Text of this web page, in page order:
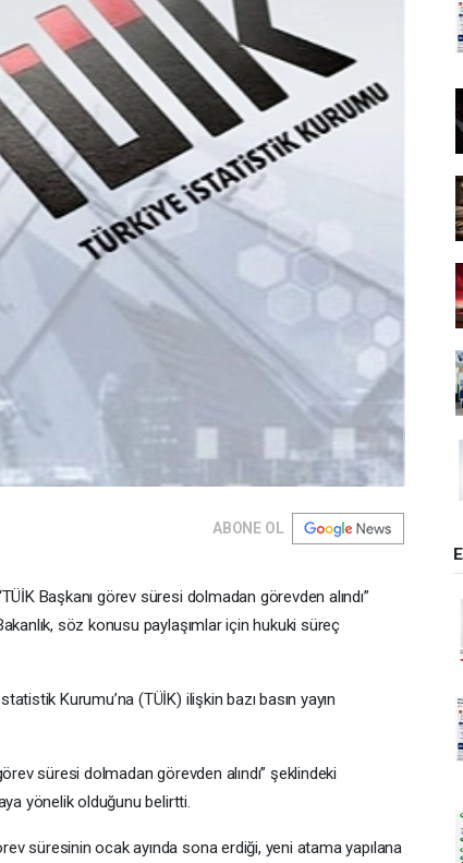
ABONE OL
Başkanı görev süresi dolmadan görevden alındı”
söz konusu paylaşımlar için hukuki süreç
Kurumu’na (TÜİK) ilişkin bazı basın yayın
süresi dolmadan görevden alındı” şeklindeki
yönelik olduğunu belirtti.
süresinin ocak ayında sona erdiği, yeni atama yapılana